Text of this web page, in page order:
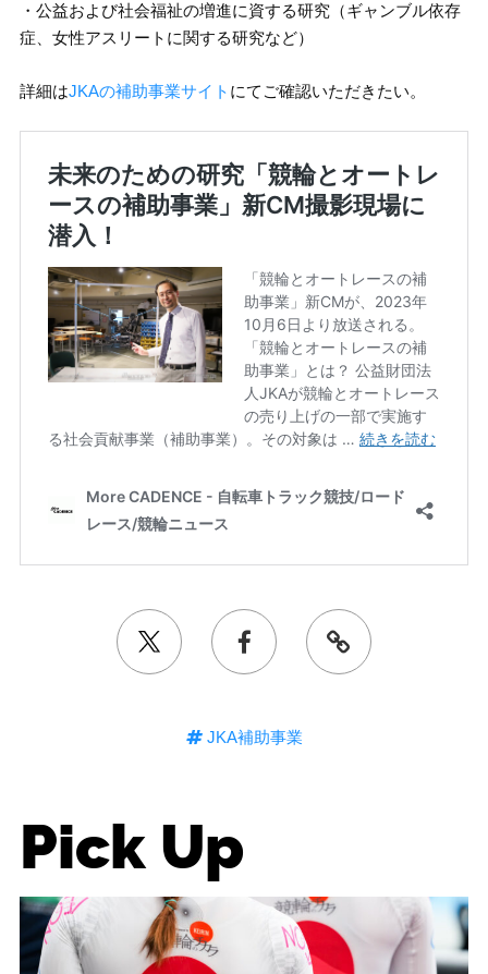
・公益および社会福祉の増進に資する研究（ギャンブル依存
症、女性アスリートに関する研究など）
詳細はJKAの補助事業サイト にてご確認いただきたい。
JKA補助事業
Pick Up